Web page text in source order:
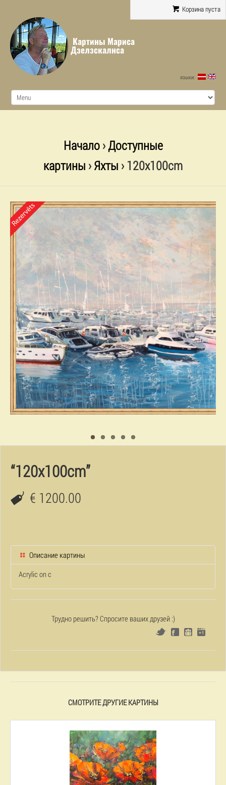
Корзина пуста
Картины Мариса
Дзелзскалнса
языки:
Начало›Доступные
картины ›Яхты › 120x100cm
“120x100cm”
€ 1200.00
Описание картины
Acrylic on c
Трудно решить? Спросите ваших друзей :)
СМОТРИТЕ ДРУГИЕ КАРТИНЫ